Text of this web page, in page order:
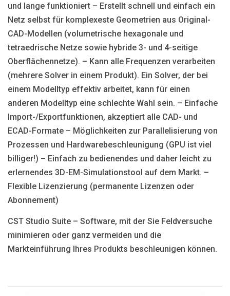
und lange funktioniert – Erstellt schnell und einfach ein
Netz selbst für komplexeste Geometrien aus Original-
CAD-Modellen (volumetrische hexagonale und
tetraedrische Netze sowie hybride 3- und 4-seitige
Oberflächennetze). – Kann alle Frequenzen verarbeiten
(mehrere Solver in einem Produkt). Ein Solver, der bei
einem Modelltyp effektiv arbeitet, kann für einen
anderen Modelltyp eine schlechte Wahl sein. – Einfache
Import-/Exportfunktionen, akzeptiert alle CAD- und
ECAD-Formate – Möglichkeiten zur Parallelisierung von
Prozessen und Hardwarebeschleunigung (GPU ist viel
billiger!) – Einfach zu bedienendes und daher leicht zu
erlernendes 3D-EM-Simulationstool auf dem Markt. –
Flexible Lizenzierung (permanente Lizenzen oder
Abonnement)
CST Studio Suite – Software, mit der Sie Feldversuche
minimieren oder ganz vermeiden und die
Markteinführung Ihres Produkts beschleunigen können.